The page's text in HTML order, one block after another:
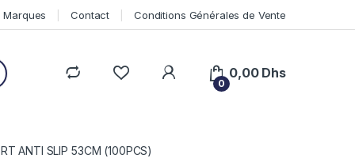
Marques Contact Conditions Générales de Vente
0
0,00 Dhs
ANTI SLIP 53CM (100PCS)